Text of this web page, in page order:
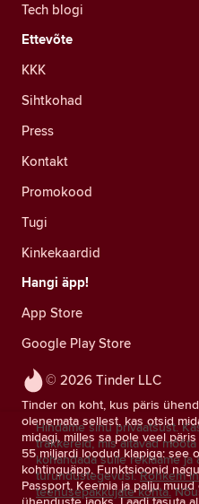
© 2026 Tinder LLC
Tinder on koht, kus päris
olenemata sellest, kas otsid
midagi, milles sa pole veel
55 miljardi loodud klapiga: see
kohtinguäpp. Funktsioonid
Passport, Keemia ja palju
Tech blogi
Ettevõte
KKK
Sihtkohad
Press
Kontakt
Promokood
Tugi
Kinkekaardid
Hangi äpp!
App Store
Google Play Store
Hindame sinu privaatsust.
träkkereid, mis aitavad
kohandada sulle reklaame ja
turundustegevusi. Rohkem
teenusepakkujate kohta.